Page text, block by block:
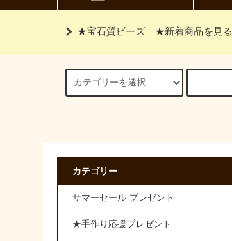
★宝石質ビーズ ★新着商品を見る
カテゴリー
サマーセール プレゼント
★手作り応援プレゼント